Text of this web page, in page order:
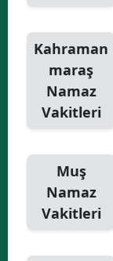
Kahraman
maraş
Namaz
Vakitleri
Muş
Namaz
Vakitleri